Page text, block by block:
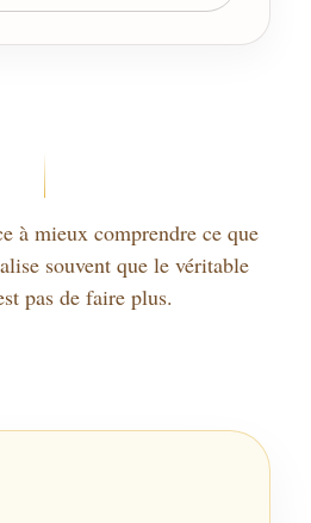
à mieux comprendre ce que
souvent que le véritable
pas de faire plus.